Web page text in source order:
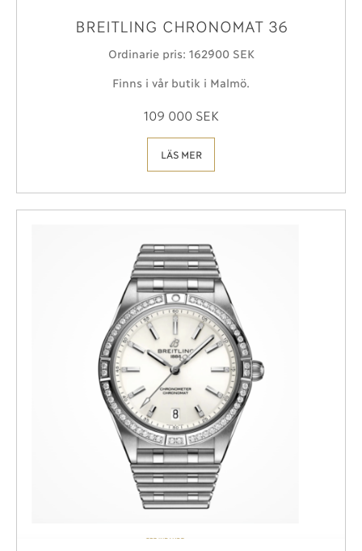
BREITLING CHRONOMAT 36
Ordinarie pris: 162´900 SEK
Finns i vår butik i Malmö.
109 000 SEK
LÄS MER